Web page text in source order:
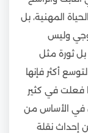
المهنية، بل
وليس
بل ثورة مثل
أكثر فإنها
فعلت في كثير
في الأساس من
إحداث نقلة